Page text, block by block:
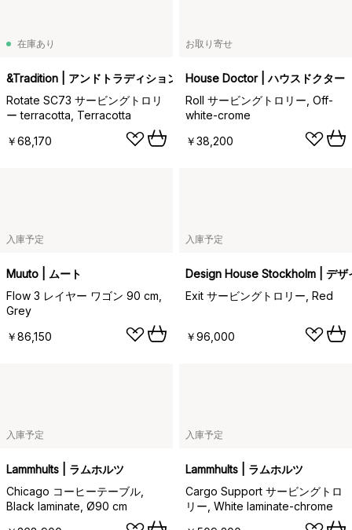
在庫あり
&Tradition | アンドトラディション
Rotate SC73 サービングトロリ
ー terracotta, Terracotta
￥68,170
お取り寄せ
House Doctor | ハウスドクター
Roll サービングトロリー, Off-
white-crome
￥38,200
入庫予定
Muuto | ムート
Flow 3 レイヤー ワゴン 90 cm,
Grey
￥86,150
入庫予定
Design House Stockholm | デザ
Exit サービングトロリー, Red
￥96,000
入庫予定
Lammhults | ラムホルツ
Chicago コーヒーテーブル,
Black laminate, Ø90 cm
入庫予定
Lammhults | ラムホルツ
Cargo Support サービングトロ
リー, White laminate-chrome